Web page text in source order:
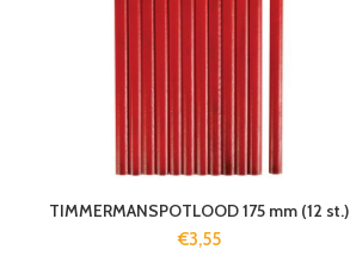
TIMMERMANSPOTLOOD 175 mm (12 st.)
€3,55